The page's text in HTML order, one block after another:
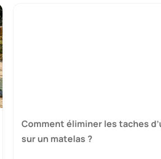
Comment éliminer les taches
sur un matelas ?